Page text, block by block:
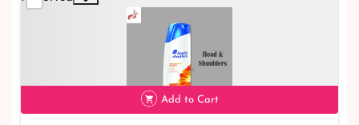
৳ 1,250
Add to Cart